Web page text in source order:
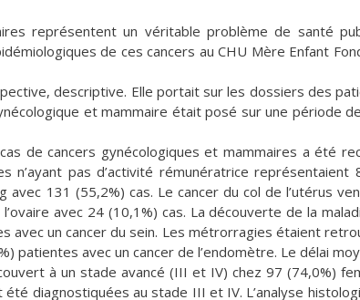
représentent un véritable problème de santé
de ces cancers au CHU Mère Enfant
descriptive. Elle portait sur les dossiers des
et mammaire était posé sur une période
de cancers gynécologiques et mammaires a été
pas d’activité rémunératrice représentaient
131 (55,2%) cas. Le cancer du col de l’utérus
avec 24 (10,1%) cas. La découverte de la
avec un cancer du sein. Les métrorragies étaient
patientes avec un cancer de l’endomètre. Le délai
à un stade avancé (III et IV) chez 97 (74,0%)
diagnostiquées au stade III et IV. L’analyse